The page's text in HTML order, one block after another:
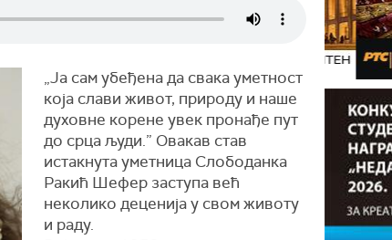
„Ја сам убеђена да свака уметност
која слави живот, природу и наше
духовне корене увек пронађе пут
до срца људи.” Овакав став
истакнута уметница Слободанка
Ракић Шефер заступа већ
неколико деценија у свом животу
и раду.